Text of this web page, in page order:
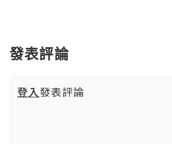
發表評論
登入發表評論